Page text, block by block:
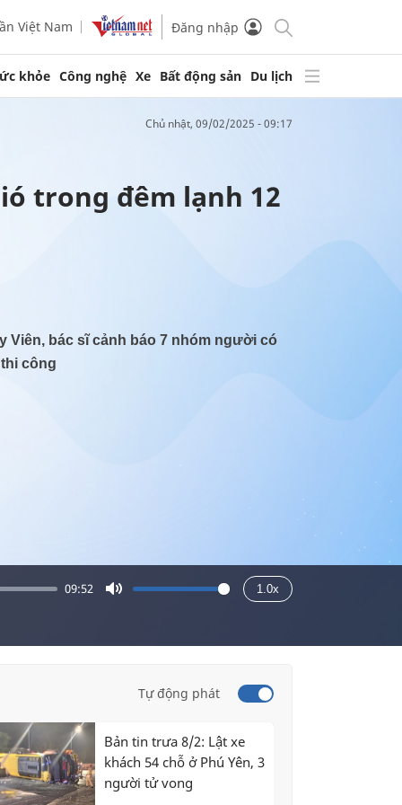
Việt Nam Đăng nhập
khỏe Công nghệ Xe Bất động sản Du lịch
chủ nhật, 09/02/2025 - 09:17
09:52 1.0x
trong đêm lạnh 12
Viên, bác sĩ cảnh báo 7 nhóm người có
công
Tự động phát
Bản tin trưa 8/2: Lật xe
khách 54 chỗ ở Phú Yên, 3
người tử vong